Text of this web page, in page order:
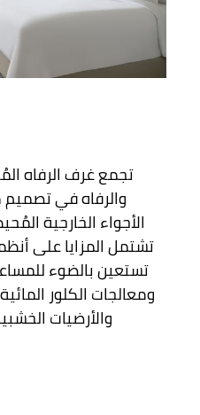
تجمع غرف الرفاه
والرفاه في
الأجواء الخارجية
تشتمل المزايا على
تستعين بالضوء
ومعالجات الكلور
والأرضيات